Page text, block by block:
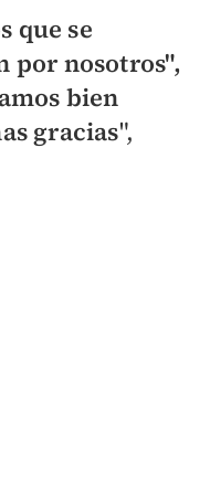
que se
por nosotros",
bien
gracias",